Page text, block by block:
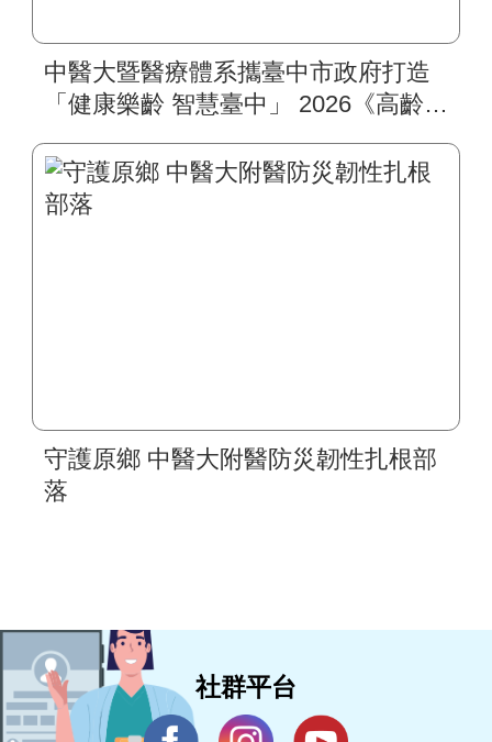
中醫大暨醫療體系攜臺中市政府打造
「健康樂齡 智慧臺中」 2026《高齡健
一站式疾病全人照護
守護原鄉 中醫大附醫防災韌性扎根部
落
社群平台